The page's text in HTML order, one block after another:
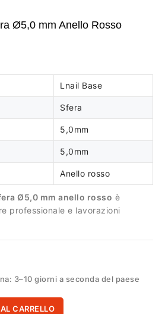
Ø5,0 mm Anello Rosso
Lnail Base
Sfera
5,0mm
5,0mm
Anello rosso
Ø5,0 mm anello rosso è
professionale e lavorazioni
3–10 giorni a seconda del paese
CARRELLO